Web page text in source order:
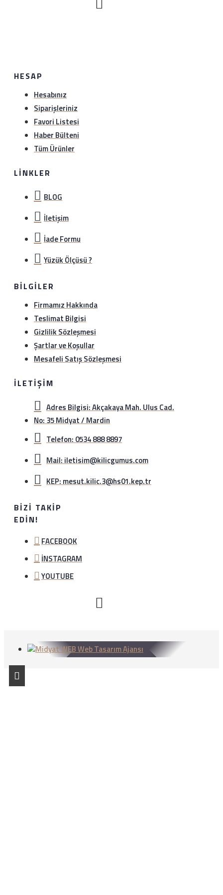
HESAP
Hesabınız
Siparişleriniz
Favori Listesi
Haber Bülteni
Tüm Ürünler
LINKLER
BLOG
İletişim
İade Formu
Yüzük Ölçüsü ?
BILGILER
Firmamız Hakkında
Teslimat Bilgisi
Gizlilik Sözleşmesi
Şartlar ve Koşullar
Mesafeli Satış Sözleşmesi
İLETIŞIM
Adres Bilgisi: Akçakaya Mah. Ulus Cad.
No: 35 Midyat / Mardin
Telefon: 0534 888 8897
Mail: iletisim@kilicgumus.com
KEP: mesut.kilic.3@hs01.kep.tr
BIZI TAKIP
EDIN!
FACEBOOK
İNSTAGRAM
YOUTUBE